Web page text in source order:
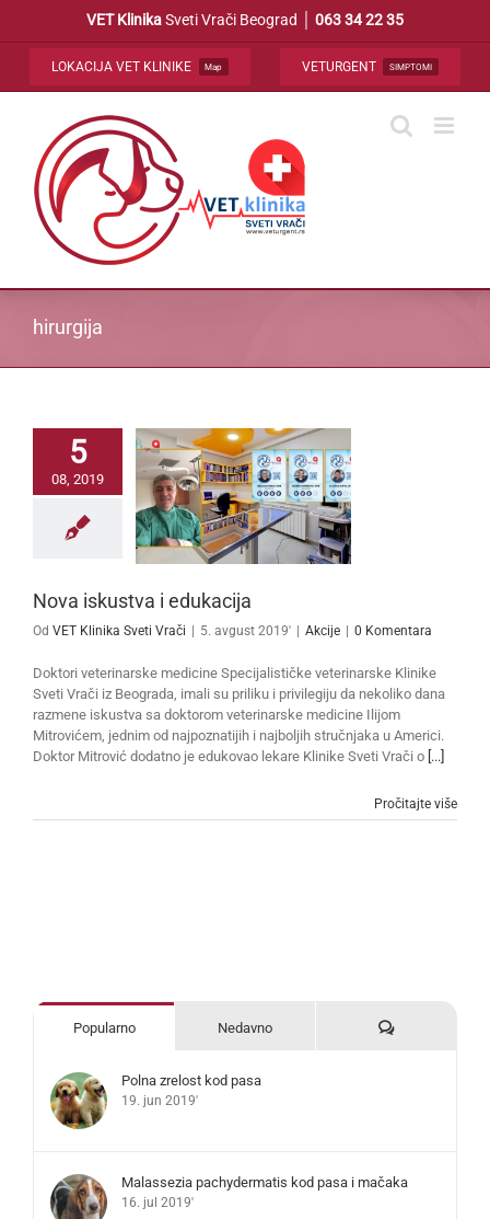
VET KlinikaSveti Vrači Beograd │ 063 34 22 35
LOKACIJA VET KLINIKE Map VETURGENT SIMPTOMI
hirurgija
5
08, 2019
Nova iskustva i edukacija
Od VET Klinika Sveti Vrači 5. avgust 2019' Akcije 0 Komentara
Doktori veterinarske medicine Specijalističke veterinarske Klinike
Sveti Vrači iz Beograda, imali su priliku i privilegiju da nekoliko dana
razmene iskustva sa doktorom veterinarske medicine Ilijom
Mitrovićem, jednim od najpoznatijih i najboljih stručnjaka u Americi.
Doktor Mitrović dodatno je edukovao lekare Klinike Sveti Vrači o [...]
Pročitajte više
Popularno Nedavno Komentari
Polna zrelost kod pasa
19. jun 2019'
Malassezia pachydermatis kod pasa i mačaka
16. jul 2019'